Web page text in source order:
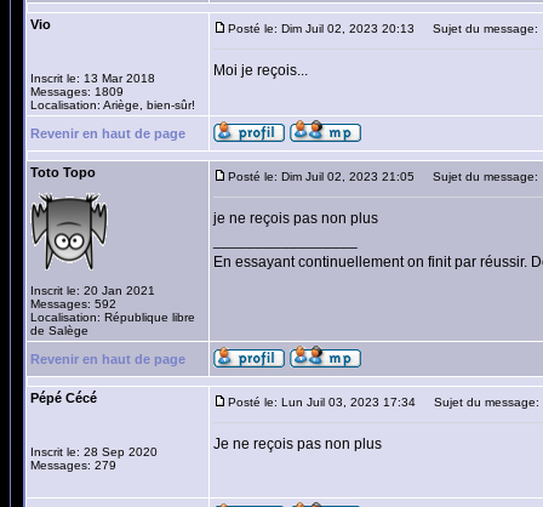
Vio
Inscrit le: 13 Mar 2018
Messages: 1809
Localisation: Ariège, bien-sûr!
Posté le: Dim Juil 02, 2023 20:13 Sujet du message:
Moi je reçois...
Revenir en haut de page
Toto Topo
Inscrit le: 20 Jan 2021
Messages: 592
Localisation: République libre
de Salège
Posté le: Dim Juil 02, 2023 21:05 Sujet du message:
je ne reçois pas non plus
En essayant continuellement on finit par réussir.
Revenir en haut de page
Pépé Cécé
Inscrit le: 28 Sep 2020
Messages: 279
Posté le: Lun Juil 03, 2023 17:34 Sujet du message:
Je ne reçois pas non plus